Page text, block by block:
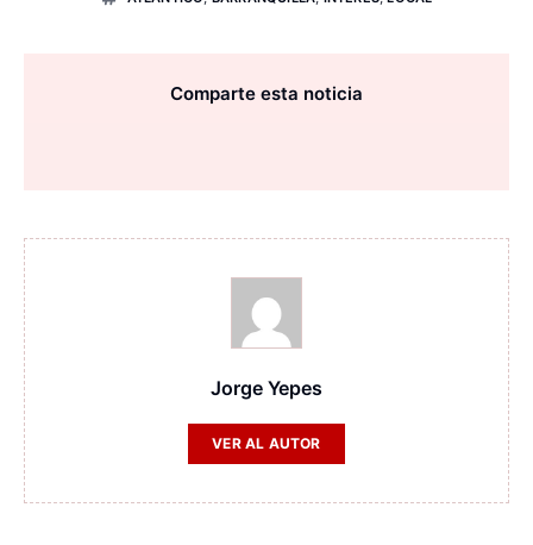
Comparte esta noticia
Jorge Yepes
VER AL AUTOR